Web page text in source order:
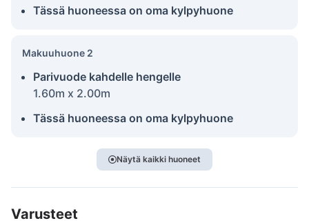
Tässä huoneessa on oma kylpyhuone
Makuuhuone 2
Parivuode kahdelle hengelle
1.60m x 2.00m
Tässä huoneessa on oma kylpyhuone
Näytä kaikki huoneet
Varusteet